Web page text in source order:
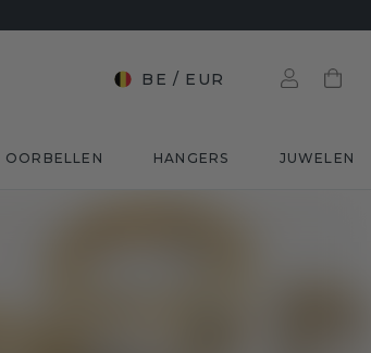
BE / EUR
OORBELLEN HANGERS JUWELEN